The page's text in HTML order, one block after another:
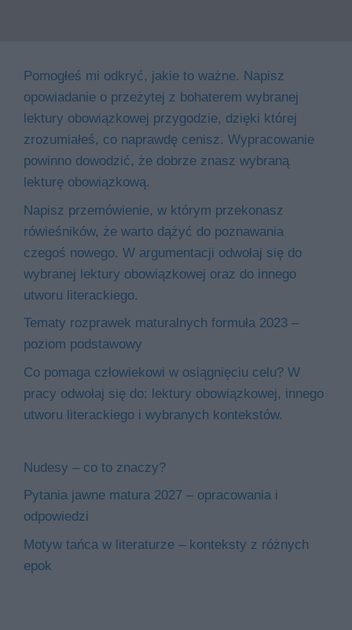
Pomogłeś mi odkryć, jakie to ważne. Napisz
opowiadanie o przeżytej z bohaterem wybranej
lektury obowiązkowej przygodzie, dzięki której
zrozumiałeś, co naprawdę cenisz. Wypracowanie
powinno dowodzić, że dobrze znasz wybraną
lekturę obowiązkową.
Napisz przemówienie, w którym przekonasz
rówieśników, że warto dążyć do poznawania
czegoś nowego. W argumentacji odwołaj się do
wybranej lektury obowiązkowej oraz do innego
utworu literackiego.
Tematy rozprawek maturalnych formuła 2023 –
poziom podstawowy
Co pomaga człowiekowi w osiągnięciu celu? W
pracy odwołaj się do: lektury obowiązkowej, innego
utworu literackiego i wybranych kontekstów.
Nudesy – co to znaczy?
Pytania jawne matura 2027 – opracowania i
odpowiedzi
Motyw tańca w literaturze – konteksty z różnych
epok